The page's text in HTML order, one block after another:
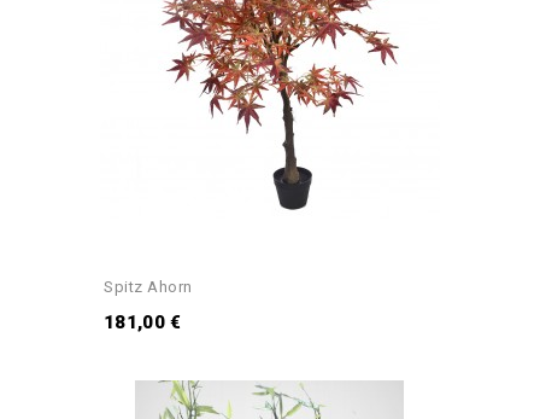
Spitz Ahorn
181,00 €